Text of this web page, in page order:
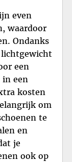
even
waardoor
Ondanks
een
in een
kosten
om
te
en
je
ook op